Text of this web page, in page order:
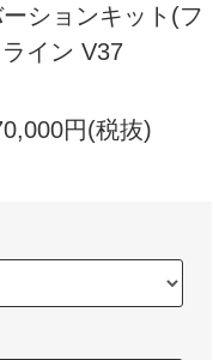
ションキット(フ
イン V37
円(税抜)